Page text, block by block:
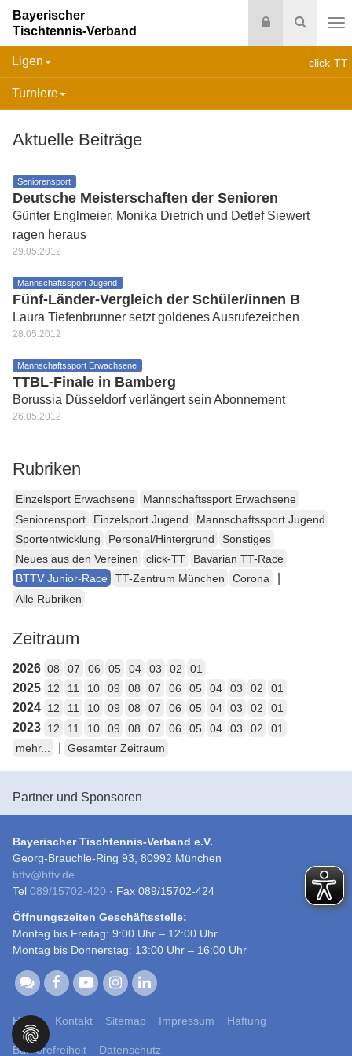
Suche
Login
Bayerischer
Tischtennis-Verband
click-TT
Ligen
Turniere
Aktuelle Beiträge
Seniorensport
Deutsche Meisterschaften der Senioren
Günter Englmeier, Monika Dietrich und Detlef Siewert
ragen heraus
29.05.2012
Mannschaftssport Jugend
Fünf-Länder-Vergleich der Schüler/innen B
Laura Tiefenbrunner setzt goldenes Ausrufezeichen
28.05.2012
Mannschaftssport Erwachsene
TTBL-Finale in Bamberg
Borussia Düsseldorf verlängert sein Abonnement
26.05.2012
Rubriken
Einzelsport Erwachsene
Mannschaftssport Erwachsene
Seniorensport
Einzelsport Jugend
Mannschaftssport Jugend
Sportentwicklung
Personal/Hintergrund
Sonstiges
Neues aus den Vereinen
click-TT
Bavarian TT-Race
BTTV Junior-Race
TT-Zentrum München Corona
Alle Rubriken
Zeitraum
2026 08 07 06 05 04 03 02 01
2025 12 11 10 09 08 07 06 05 04 03 02 01
2024 12 11 10 09 08 07 06 05 04 03 02 01
2023 12 11 10 09 08 07 06 05 04 03 02
01
mehr...
Gesamter Zeitraum
Partner und Sponsoren
Bayerischer Tischtennis-Verband e.V.
Georg-Brauchle-Ring 93, 80992 München
bttv@bttv.de
Tel 089/15702-420 · Fax 089/15702-424
Öffnungszeiten Geschäftsstelle:
Montag bis Freitag: 9:00 Uhr – 12:00 Uhr
Montag bis Donnerstag: 13:00 Uhr – 16:00 Uhr
Home Kontakt Sitemap Impressum Haftung
Barrierefreiheit Datenschutz